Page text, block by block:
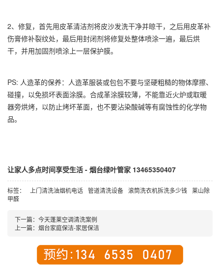
2、修复，首先用皮革清洁剂将皮沙发洗干净并晾干，之后用皮革补
伤膏修补裂纹处，最后用封闭剂将修复处整体喷涂一遍，最后烘
干，并用加固剂喷涂上一层保护膜。
PS: 人造革的保养：人造革服装或包包不要与坚硬粗糙的物体摩擦、
碰撞，以免损坏表面涂膜。合成革涂膜较薄，不能靠近火炉或取暖
器旁烘烤，以防止烤坏革面，也不要沾染酸碱等有腐蚀性的化学物
品。
让家人多点时间享受生活 - 烟台绿叶管家 13465350407
标签： 上门清洗油烟机电话 管道清洗设备 滚筒洗衣机拆洗多少钱 莱山除
甲醛
下一篇： 今天蓬莱空调清洗案例
上一篇： 烟台家庭保洁-家居保洁